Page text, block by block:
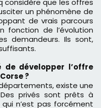
considère que les offres
un phénomène de
de vrais parcours
fonction de l’évolution
demandeurs. Ils sont,
développer l’offre
?
existe une
privés sont prêts à
n’est pas forcément